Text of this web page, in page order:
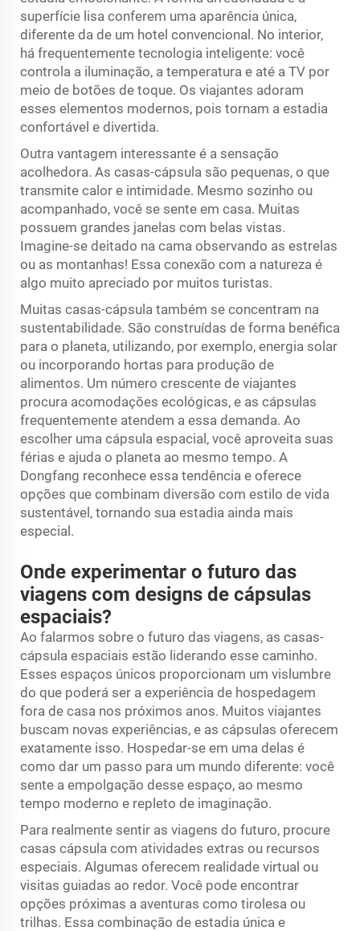
superfície lisa conferem uma aparência única,
diferente da de um hotel convencional. No interior,
há frequentemente tecnologia inteligente: você
controla a iluminação, a temperatura e até a TV por
meio de botões de toque. Os viajantes adoram
esses elementos modernos, pois tornam a estadia
confortável e divertida.
Outra vantagem interessante é a sensação
acolhedora. As casas-cápsula são pequenas, o que
transmite calor e intimidade. Mesmo sozinho ou
acompanhado, você se sente em casa. Muitas
possuem grandes janelas com belas vistas.
Imagine-se deitado na cama observando as estrelas
ou as montanhas! Essa conexão com a natureza é
algo muito apreciado por muitos turistas.
Muitas casas-cápsula também se concentram na
sustentabilidade. São construídas de forma benéfica
para o planeta, utilizando, por exemplo, energia solar
ou incorporando hortas para produção de
alimentos. Um número crescente de viajantes
procura acomodações ecológicas, e as cápsulas
frequentemente atendem a essa demanda. Ao
escolher uma cápsula espacial, você aproveita suas
férias e ajuda o planeta ao mesmo tempo. A
Dongfang reconhece essa tendência e oferece
opções que combinam diversão com estilo de vida
sustentável, tornando sua estadia ainda mais
especial.
Onde experimentar o futuro das
viagens com designs de cápsulas
espaciais?
Ao falarmos sobre o futuro das viagens, as casas-
cápsula espaciais estão liderando esse caminho.
Esses espaços únicos proporcionam um vislumbre
do que poderá ser a experiência de hospedagem
fora de casa nos próximos anos. Muitos viajantes
buscam novas experiências, e as cápsulas oferecem
exatamente isso. Hospedar-se em uma delas é
como dar um passo para um mundo diferente: você
sente a empolgação desse espaço, ao mesmo
tempo moderno e repleto de imaginação.
Para realmente sentir as viagens do futuro, procure
casas cápsula com atividades extras ou recursos
especiais. Algumas oferecem realidade virtual ou
visitas guiadas ao redor. Você pode encontrar
opções próximas a aventuras como tirolesa ou
trilhas. Essa combinação de estadia única e